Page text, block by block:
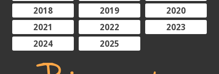
2018
2019
2020
2021
2022
2023
2024
2025